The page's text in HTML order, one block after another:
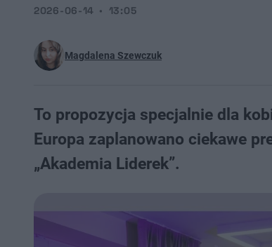
Magdalena Szewczuk
2026-06-14 13:05
To propozycja specjalnie dla
Europa zaplanowano ciekawe
„Akademia Liderek”.